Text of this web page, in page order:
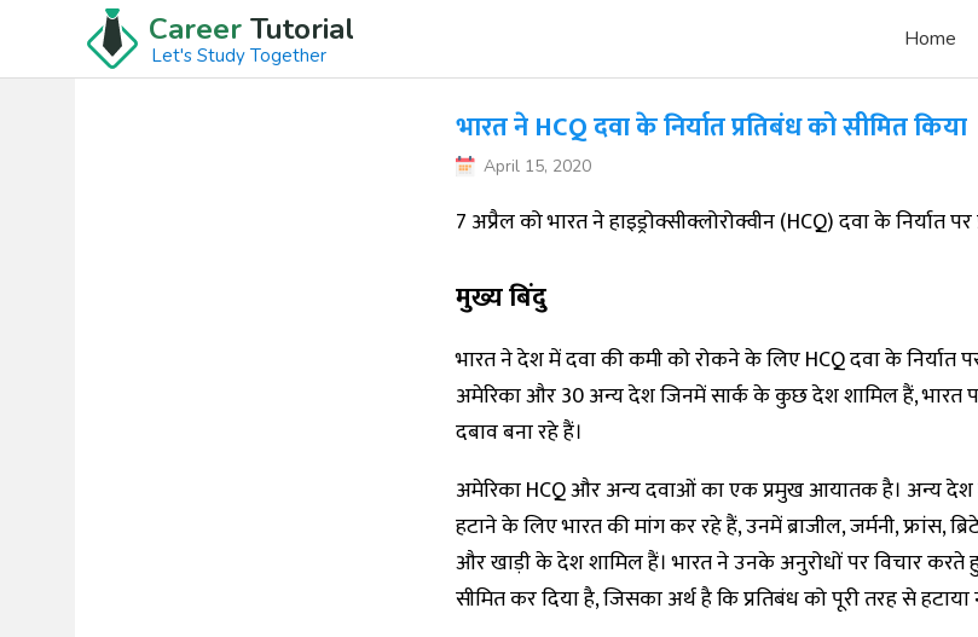
Career Tutorial
Let's Study Together
Home
भारत ने HCQ दवा के निर्यात प्रतिबंध को सीमित किया
April 15, 2020
7 अप्रैल को भारत ने हाइड्रोक्सीक्लोरोक्वीन (HCQ) दवा के निर्यात
मुख्य बिंदु
भारत ने देश में दवा की कमी को रोकने के लिए HCQ दवा के निर्यात
अमेरिका और 30 अन्य देश जिनमें सार्क के कुछ देश शामिल हैं, भारत
दबाव बना रहे हैं।
अमेरिका HCQ और अन्य दवाओं का एक प्रमुख आयातक है। अन्य देश
हटाने के लिए भारत की मांग कर रहे हैं, उनमें ब्राजील, जर्मनी, फ्रांस,
और खाड़ी के देश शामिल हैं। भारत ने उनके अनुरोधों पर विचार करते
सीमित कर दिया है, जिसका अर्थ है कि प्रतिबंध को पूरी तरह से हटाया